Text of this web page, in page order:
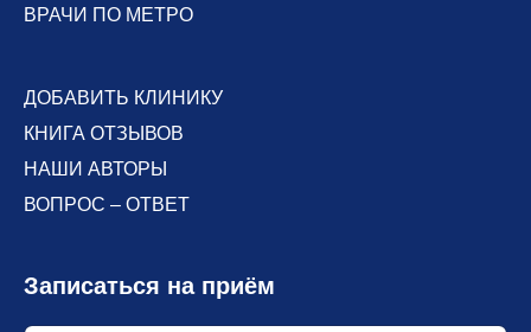
ВРАЧИ ПО МЕТРО
ДОБАВИТЬ КЛИНИКУ
КНИГА ОТЗЫВОВ
НАШИ АВТОРЫ
ВОПРОС – ОТВЕТ
Записаться на приём